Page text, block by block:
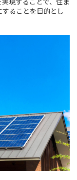
ることを目的とし